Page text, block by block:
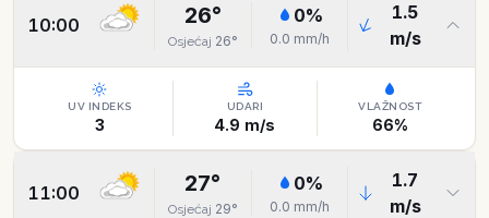
10:00 26°
Osjećaj 26°
0%
0.0 mm/h
1.5
m/s
UV INDEKS
3
UDARI
4.9 m/s
VLAŽNOST
66%
11:00 27°
Osjećaj 29°
0%
0.0 mm/h
1.7
m/s